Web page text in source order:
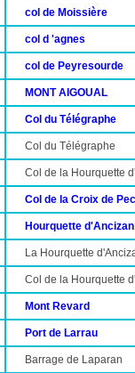
col de Moissière
col d 'agnes
col de Peyresourde
MONT AIGOUAL
Col du Télégraphe
Col du Télégraphe
Col de la Hourquette
Col de la Croix de
Hourquette d'Ancizan
La Hourquette
Col de la Hourquette
Mont Revard
Port de Larrau
Barrage de Laparan